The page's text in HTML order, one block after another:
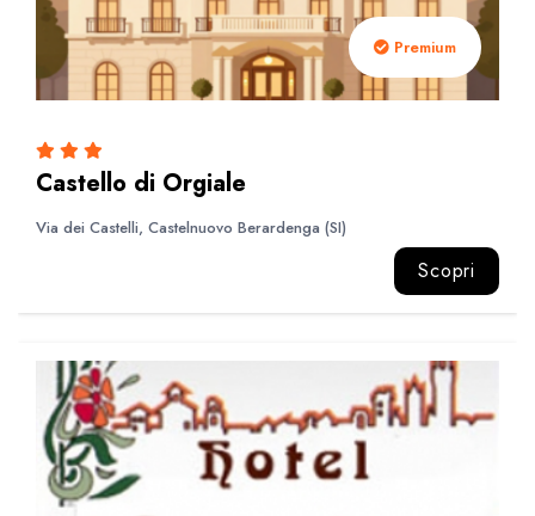
Premium
Castello di Orgiale
Via dei Castelli, Castelnuovo Berardenga (SI)
Scopri